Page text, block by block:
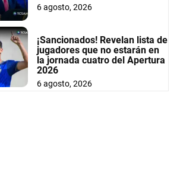
6 agosto, 2026
¡Sancionados! Revelan lista de
jugadores que no estarán en
la jornada cuatro del Apertura
2026
6 agosto, 2026